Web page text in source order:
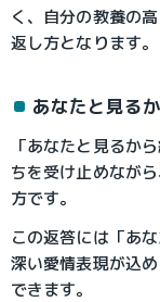
く、自分の教養の
返し方となります。
あなたと見る
「あなたと見るか
ちを受け止めなが
方です。
この返答には「あ
深い愛情表現が込
できます。